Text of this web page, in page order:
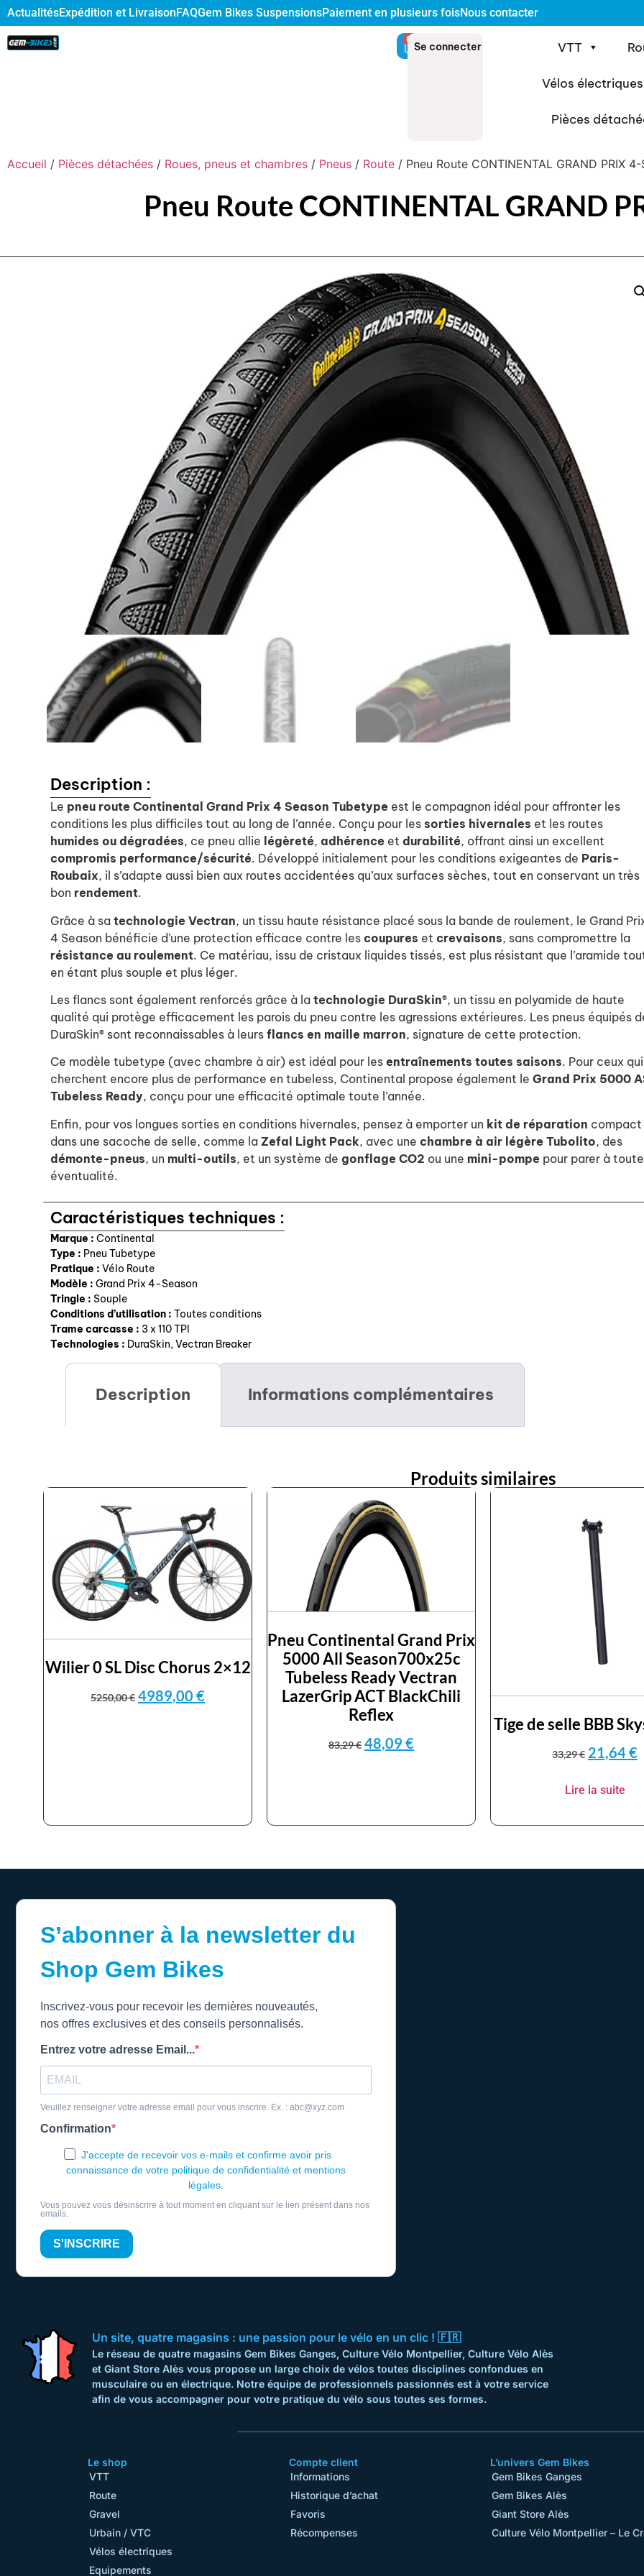
ActualitésExpédition et LivraisonFAQGem Bikes SuspensionsPaiement en plusieurs foisNous contacter
0
Se connecter VTT
Vélos électriques
Pièces
Accueil / Pièces détachées / Roues, pneus et chambres / Pneus / Route / Pneu Route CONTINENTAL GRAND PRIX 4-
Pneu Route CONTINENTAL GRAND
Description :
Le pneu route Continental Grand Prix 4 Season Tubetype est le compagnon idéal pour affronter les
conditions les plus difficiles tout au long de l’année. Conçu pour les sorties hivernales et les routes
humides ou dégradées, ce pneu allie légèreté, adhérence et durabilité, offrant ainsi un excellent
compromis performance/sécurité. Développé initialement pour les conditions exigeantes de Paris-
Roubaix, il s’adapte aussi bien aux routes accidentées qu’aux surfaces sèches, tout en conservant un très
bon rendement.
Grâce à sa technologie Vectran, un tissu haute résistance placé sous la bande de roulement, le Grand
4 Season bénéficie d’une protection efficace contre les coupures et crevaisons, sans compromettre la
résistance au roulement. Ce matériau, issu de cristaux liquides tissés, est plus résistant que l’aramide
en étant plus souple et plus léger.
Les flancs sont également renforcés grâce à la technologie DuraSkin®, un tissu en polyamide de haute
qualité qui protège efficacement les parois du pneu contre les agressions extérieures. Les pneus équipés
DuraSkin® sont reconnaissables à leurs flancs en maille marron, signature de cette protection.
Ce modèle tubetype (avec chambre à air) est idéal pour les entraînements toutes saisons. Pour ceux qui
cherchent encore plus de performance en tubeless, Continental propose également le Grand Prix 5000
Tubeless Ready, conçu pour une efficacité optimale toute l’année.
Enfin, pour vos longues sorties en conditions hivernales, pensez à emporter un kit de réparation compact
dans une sacoche de selle, comme la Zefal Light Pack, avec une chambre à air légère Tubolito, des
démonte-pneus, un multi-outils, et un système de gonflage CO2 ou une mini-pompe pour parer à toute
éventualité.
Caractéristiques techniques :
Marque : Continental
Type : Pneu Tubetype
Pratique : Vélo Route
Modèle : Grand Prix 4-Season
Tringle : Souple
Conditions d’utilisation : Toutes conditions
Trame carcasse : 3 x 110 TPI
Technologies : DuraSkin, Vectran Breaker
Description Informations complémentaires
Produits similaires
Wilier 0 SL Disc Chorus 2×12
5250,00€ 4989,00 €
Pneu Continental Grand Prix
5000 All Season700x25c
Tubeless Ready Vectran
LazerGrip ACT BlackChili
Reflex
83,29€ 48,09 €
Tige de selle BBB
33,29€ 21,64€
Lire la suite
S’abonner à la newsletter du
Shop Gem Bikes
Inscrivez-vous pour recevoir les dernières nouveautés,
nos offres exclusives et des conseils personnalisés.
Entrez votre adresse Email...
Veuillez renseigner votre adresse email pour vous inscrire. Ex. : abc@xyz.com
Confirmation
J'accepte de recevoir vos e-mails et confirme avoir pris
connaissance de votre politique de confidentialité et mentions
légales.
Vous pouvez vous désinscrire à tout moment en cliquant sur le lien présent dans nos
emails.
S'INSCRIRE
Un site, quatre magasins : une passion pour le vélo en un clic ! 🇫🇷
Le réseau de quatre magasins Gem Bikes Ganges, Culture Vélo Montpellier, Culture Vélo Alès
et Giant Store Alès vous propose un large choix de vélos toutes disciplines confondues en
musculaire ou en électrique. Notre équipe de professionnels passionnés est à votre service
afin de vous accompagner pour votre pratique du vélo sous toutes ses formes.
Le shop
VTT
Route
Gravel
Urbain / VTC
Vélos électriques
Equipements
Compte client
Informations
Historique d’achat
Favoris
Récompenses
L’univers Gem Bikes
Gem Bikes Ganges
Gem Bikes Alès
Giant Store Alès
Culture Vélo Montpellier – Le